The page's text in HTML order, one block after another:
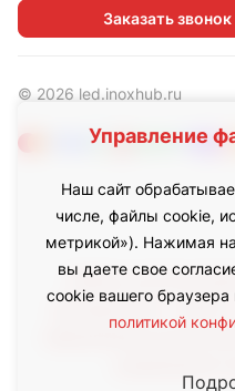
Управление
Наш сайт
числе, файлы cookie,
метрикой»). Нажимая
вы даете свое
cookie вашего браузера
политикой
Заказать звонок
© 2026 led.inoxhub.ru
Любое
материалов с
оформления